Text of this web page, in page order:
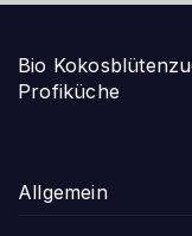
Bio
Profiküche
Allgemein